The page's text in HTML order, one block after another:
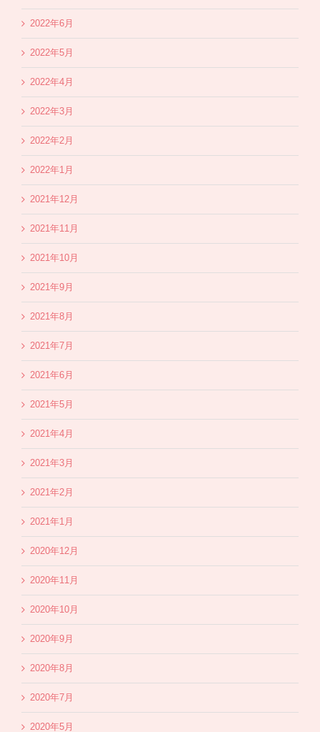
2022年6月
2022年5月
2022年4月
2022年3月
2022年2月
2022年1月
2021年12月
2021年11月
2021年10月
2021年9月
2021年8月
2021年7月
2021年6月
2021年5月
2021年4月
2021年3月
2021年2月
2021年1月
2020年12月
2020年11月
2020年10月
2020年9月
2020年8月
2020年7月
2020年5月